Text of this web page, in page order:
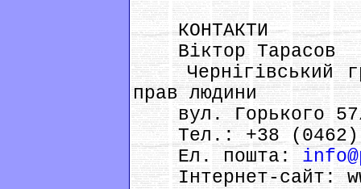
КОНТАКТИ
Віктор Тарасов
Чернігівський
прав людини
вул. Горького 57/
Тел.: +38 (0462)
Ел. пошта:
Інтернет-сайт: